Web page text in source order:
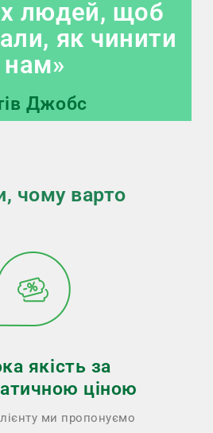
людей, щоб
як чинити
нам»
Джобс
чому варто
якість за
ціною
ми пропонуємо